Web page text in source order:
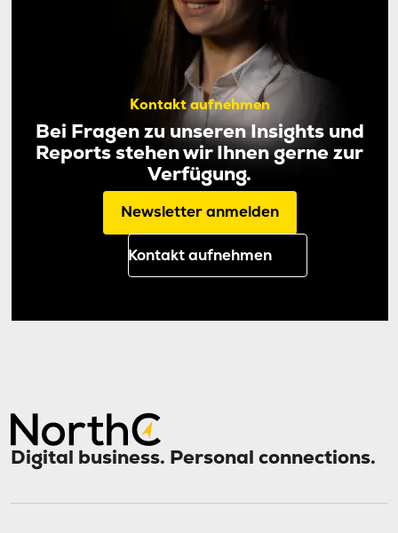
Kontakt aufnehmen
Bei Fragen zu unseren Insights und
Reports stehen wir Ihnen gerne zur
Verfügung.
Newsletter anmelden
Kontakt aufnehmen
Digital business. Personal connections.